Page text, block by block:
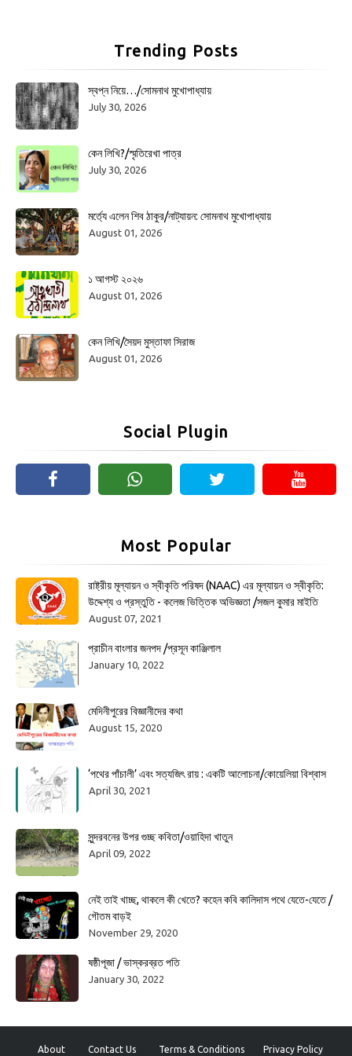
Trending Posts
স্বপ্ন নিয়ে…/সোমনাথ মুখোপাধ্যায়
July 30, 2026
কেন লিখি?/স্মৃতিরেখা পাত্র
July 30, 2026
মর্ত্যে এলেন শিব ঠাকুর/নাট্যায়ন: সোমনাথ মুখোপাধ্যায়
August 01, 2026
১ আগস্ট ২০২৬
August 01, 2026
কেন লিখি/সৈয়দ মুস্তাফা সিরাজ
August 01, 2026
Social Plugin
Most Popular
রাষ্ট্রীয় মূল্যায়ন ও স্বীকৃতি পরিষদ (NAAC) এর মূল্যায়ন ও স্বীকৃতি:
উদ্দেশ্য ও প্রস্তুতি - কলেজ ভিত্তিক অভিজ্ঞতা /সজল কুমার মাইতি
August 07, 2021
প্রাচীন বাংলার জনপদ /প্রসূন কাঞ্জিলাল
January 10, 2022
মেদিনীপুরের বিজ্ঞানীদের কথা
August 15, 2020
‘পথের পাঁচালী’ এবং সত্যজিৎ রায় : একটি আলোচনা/কোয়েলিয়া বিশ্বাস
April 30, 2021
সুন্দরবনের উপর গুচ্ছ কবিতা/ওয়াহিদা খাতুন
April 09, 2022
নেই তাই খাচ্ছ, থাকলে কী খেতে? কহেন কবি কালিদাস পথে যেতে-যেতে /
গৌতম বাড়ই
November 29, 2020
ষষ্ঠীপূজা / ভাস্করব্রত পতি
January 30, 2022
About Contact Us Terms & Conditions Privacy Policy